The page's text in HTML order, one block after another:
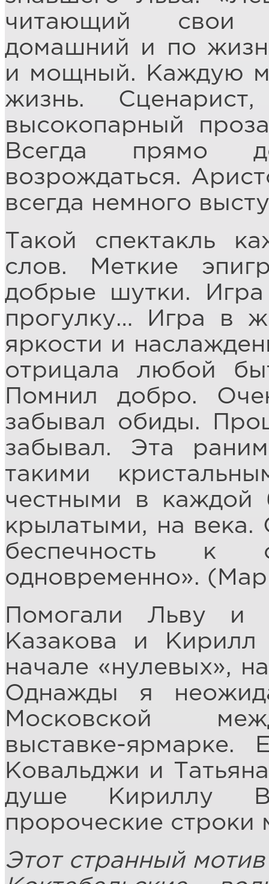
читающий свои
домашний и по
и мощный. Каждую
жизнь.
высокопарный
Всегда прямо
возрождаться.
всегда немного
Такой спектакль
слов. Меткие
добрые шутки.
прогулку… Игра в
яркости и
отрицала любой
Помнил добро.
забывал обиды.
забывал. Эта
такими
честными в каждой
крылатыми, на века.
беспечность
одновременно».
Помогали Льву и
Казакова и
начале «нулевых»,
Однажды я
Московской
выставке-ярмарке.
Ковальджи и
душе Кириллу
пророческие строки
Этот странный